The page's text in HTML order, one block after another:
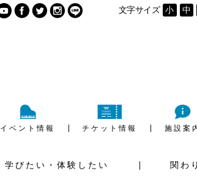
文字サイズ 小 中
イベント情報 チケット情報 施設案
ご利用の流れ 施設利用
学びたい・体験したい 関わ